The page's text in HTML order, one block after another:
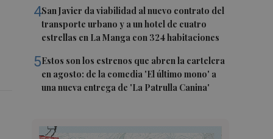
4San Javier da viabilidad al nuevo contrato del
transporte urbano y a un hotel de cuatro
estrellas en La Manga con 324 habitaciones
5Estos son los estrenos que abren la cartelera
en agosto: de la comedia 'El último mono' a
una nueva entrega de 'La Patrulla Canina'